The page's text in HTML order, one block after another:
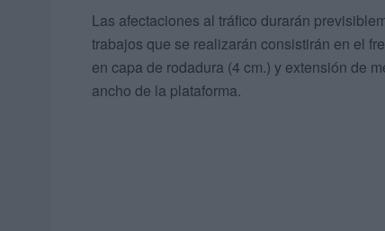
Las afectaciones al tráfico durarán
trabajos que se realizarán consistirán en el
en capa de rodadura (4 cm.) y extensión de
ancho de la plataforma.